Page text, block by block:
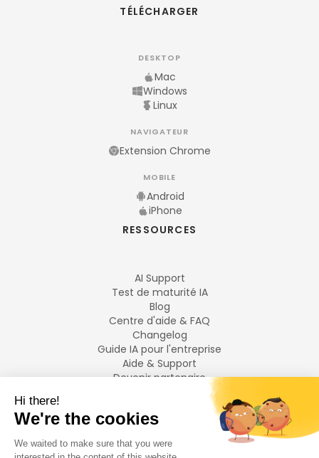
TÉLÉCHARGER
DESKTOP
Mac
Windows
Linux
NAVIGATEUR
Extension Chrome
MOBILE
Android
iPhone
RESSOURCES
AI Support
Test de maturité IA
Blog
Centre d'aide & FAQ
Changelog
Guide IA pour l'entreprise
Aide & Support
Devenir partenaire
LANGUES